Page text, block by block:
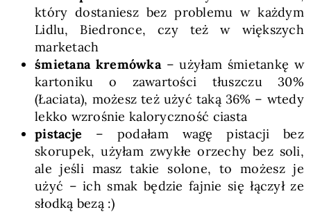
który dostaniesz bez problemu w każdym
Lidlu, Biedronce, czy też w większych
marketach
śmietana kremówka– użyłam śmietankę w
kartoniku o zawartości tłuszczu 30%
(Łaciata), możesz też użyć taką 36% – wtedy
lekko wzrośnie kaloryczność ciasta
pistacje – podałam wagę pistacji bez
skorupek, użyłam zwykłe orzechy bez soli,
ale jeśli masz takie solone, to możesz je
użyć – ich smak będzie fajnie się łączył ze
słodką bezą :)